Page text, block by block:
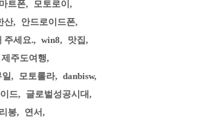
트폰
모토로이
산
안드로이드폰
주세요.
win8
맛집
제주도여행
모토롤라
danbisw
드
글로벌성공시대
봉
연서